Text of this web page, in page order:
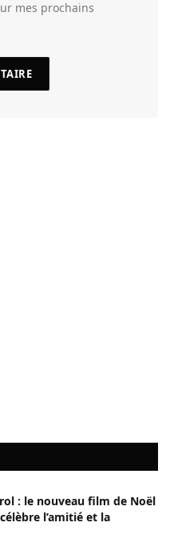
mes prochains
: le nouveau film de Noël
l’amitié et la